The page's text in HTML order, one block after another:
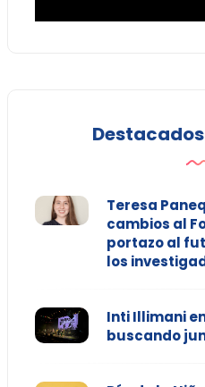
Teresa
cambios al
portazo al
los
Inti Illimani
buscando